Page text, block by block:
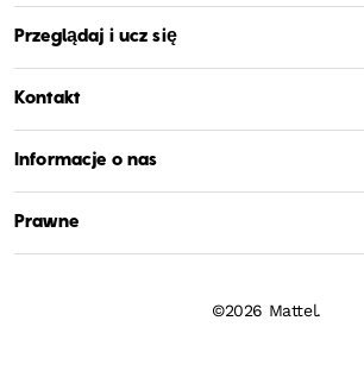
Przeglądaj i ucz się
Kontakt
Informacje o nas
Prawne
©2026 Mattel.